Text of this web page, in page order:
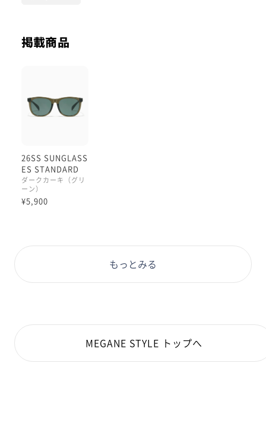
掲載商品
26SS SUNGLASS
ES STANDARD
ダークカーキ（グリ
ーン）
¥5,900
もっとみる
MEGANE STYLE トップへ